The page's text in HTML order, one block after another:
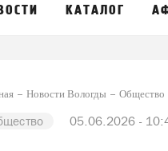
КАТАЛОГ
Новости Вологды Общество
05.06.2026 -